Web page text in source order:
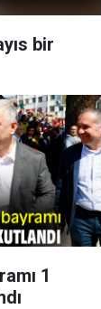
bir
1